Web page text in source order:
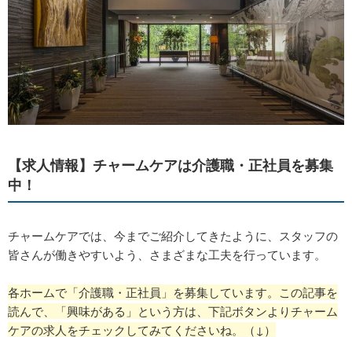
【求人情報】チャームケアは介護職・正社員を募集
中！
チャームケアでは、今までご紹介してきたように、スタッフの
皆さんが働きやすいよう、さまざまな工夫を行っています。
各ホームで「介護職・正社員」を募集しています。この記事を
読んで、「興味がある」という方は、下記ボタンよりチャーム
ケアの求人をチェックしてみてくださいね。（↓）